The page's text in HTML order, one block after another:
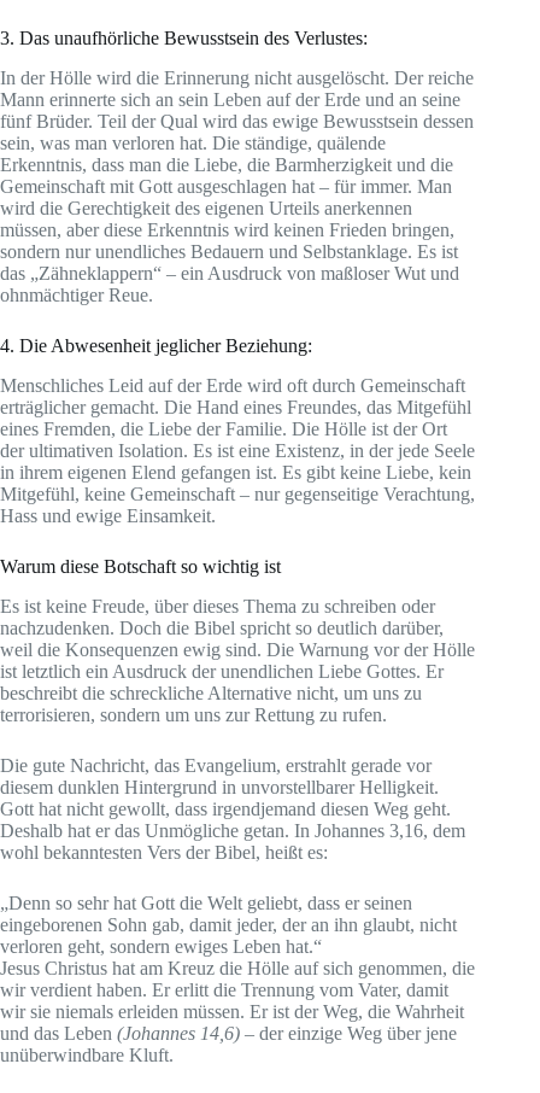
3. Das unaufhörliche Bewusstsein des Verlustes:
In der Hölle wird die Erinnerung nicht ausgelöscht. Der reiche
Mann erinnerte sich an sein Leben auf der Erde und an seine
fünf Brüder. Teil der Qual wird das ewige Bewusstsein dessen
sein, was man verloren hat. Die ständige, quälende
Erkenntnis, dass man die Liebe, die Barmherzigkeit und die
Gemeinschaft mit Gott ausgeschlagen hat – für immer. Man
wird die Gerechtigkeit des eigenen Urteils anerkennen
müssen, aber diese Erkenntnis wird keinen Frieden bringen,
sondern nur unendliches Bedauern und Selbstanklage. Es ist
das „Zähneklappern“ – ein Ausdruck von maßloser Wut und
ohnmächtiger Reue.
4. Die Abwesenheit jeglicher Beziehung:
Menschliches Leid auf der Erde wird oft durch Gemeinschaft
erträglicher gemacht. Die Hand eines Freundes, das Mitgefühl
eines Fremden, die Liebe der Familie. Die Hölle ist der Ort
der ultimativen Isolation. Es ist eine Existenz, in der jede Seele
in ihrem eigenen Elend gefangen ist. Es gibt keine Liebe, kein
Mitgefühl, keine Gemeinschaft – nur gegenseitige Verachtung,
Hass und ewige Einsamkeit.
Warum diese Botschaft so wichtig ist
Es ist keine Freude, über dieses Thema zu schreiben oder
nachzudenken. Doch die Bibel spricht so deutlich darüber,
weil die Konsequenzen ewig sind. Die Warnung vor der Hölle
ist letztlich ein Ausdruck der unendlichen Liebe Gottes. Er
beschreibt die schreckliche Alternative nicht, um uns zu
terrorisieren, sondern um uns zur Rettung zu rufen.
Die gute Nachricht, das Evangelium, erstrahlt gerade vor
diesem dunklen Hintergrund in unvorstellbarer Helligkeit.
Gott hat nicht gewollt, dass irgendjemand diesen Weg geht.
Deshalb hat er das Unmögliche getan. In Johannes 3,16, dem
wohl bekanntesten Vers der Bibel, heißt es:
„Denn so sehr hat Gott die Welt geliebt, dass er seinen
eingeborenen Sohn gab, damit jeder, der an ihn glaubt, nicht
verloren geht, sondern ewiges Leben hat.“
Jesus Christus hat am Kreuz die Hölle auf sich genommen, die
wir verdient haben. Er erlitt die Trennung vom Vater, damit
wir sie niemals erleiden müssen. Er ist der Weg, die Wahrheit
und das Leben (Johannes 14,6) – der einzige Weg über jene
unüberwindbare Kluft.